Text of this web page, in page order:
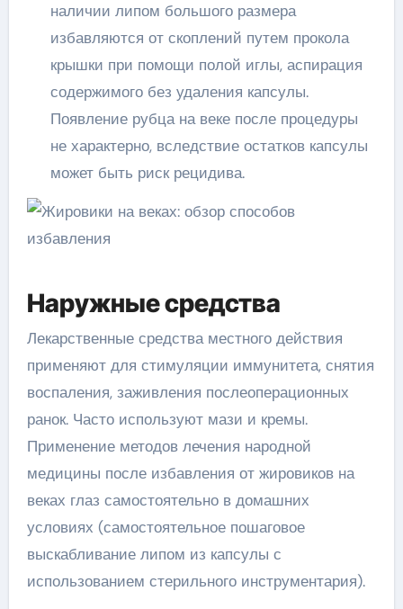
наличии липом большого размера
избавляются от скоплений путем прокола
крышки при помощи полой иглы, аспирация
содержимого без удаления капсулы.
Появление рубца на веке после процедуры
не характерно, вследствие остатков капсулы
может быть риск рецидива.
Наружные средства
Лекарственные средства местного действия
применяют для стимуляции иммунитета, снятия
воспаления, заживления послеоперационных
ранок. Часто используют мази и кремы.
Применение методов лечения народной
медицины после избавления от жировиков на
веках глаз самостоятельно в домашних
условиях (самостоятельное пошаговое
выскабливание липом из капсулы с
использованием стерильного инструментария).